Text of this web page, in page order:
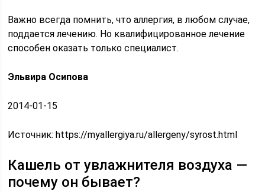
Важно всегда помнить, что аллергия, в любом случае,
поддается лечению. Но квалифицированное лечение
способен оказать только специалист.
Эльвира Осипова
2014-01-15
Источник:https://myallergiya.ru/allergeny/syrost.html
Кашель от увлажнителя воздуха —
почему он бывает?